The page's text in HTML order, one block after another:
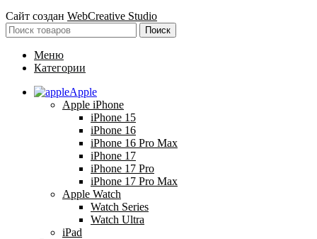
Сайт создан WebCreative Studio
Поиск
Меню
Категории
Apple
Apple iPhone
iPhone 15
iPhone 16
iPhone 16 Pro Max
iPhone 17
iPhone 17 Pro
iPhone 17 Pro Max
Apple Watch
Watch Series
Watch Ultra
iPad